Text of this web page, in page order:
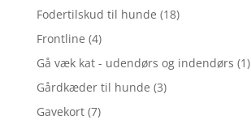
Fodertilskud til hunde (18)
Frontline (4)
Gå væk kat - udendørs og indendørs (1)
Gårdkæder til hunde (3)
Gavekort (7)